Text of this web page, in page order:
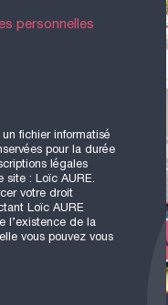
personnelles
fichier informatisé
pour la durée
légales
site : Loïc AURE.
votre droit
LoïcAURE
l’existence de la
vous pouvez vous